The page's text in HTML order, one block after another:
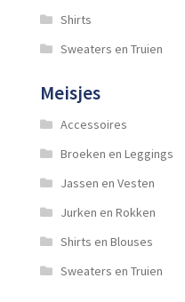
Shirts
Sweaters en Truien
Meisjes
Accessoires
Broeken en Leggings
Jassen en Vesten
Jurken en Rokken
Shirts en Blouses
Sweaters en Truien